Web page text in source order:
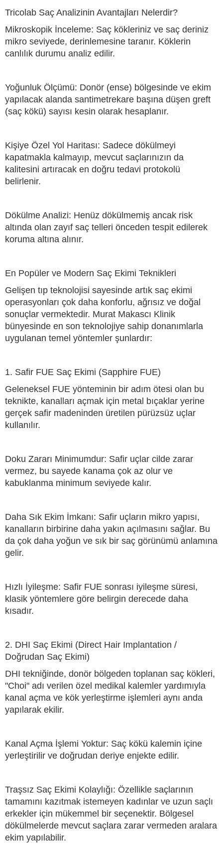
Tricolab Saç Analizinin Avantajları Nelerdir?
Mikroskopik İnceleme: Saç kökleriniz ve saç deriniz
mikro seviyede, derinlemesine taranır. Köklerin
canlılık durumu analiz edilir.
Yoğunluk Ölçümü: Donör (ense) bölgesinde ve ekim
yapılacak alanda santimetrekare başına düşen greft
(saç kökü) sayısı kesin olarak hesaplanır.
Kişiye Özel Yol Haritası: Sadece dökülmeyi
kapatmakla kalmayıp, mevcut saçlarınızın da
kalitesini artıracak en doğru tedavi protokolü
belirlenir.
Dökülme Analizi: Henüz dökülmemiş ancak risk
altında olan zayıf saç telleri önceden tespit edilerek
koruma altına alınır.
En Popüler ve Modern Saç Ekimi Teknikleri
Gelişen tıp teknolojisi sayesinde artık saç ekimi
operasyonları çok daha konforlu, ağrısız ve doğal
sonuçlar vermektedir. Murat Makascı Klinik
bünyesinde en son teknolojiye sahip donanımlarla
uygulanan temel yöntemler şunlardır:
1. Safir FUE Saç Ekimi (Sapphire FUE)
Geleneksel FUE yönteminin bir adım ötesi olan bu
teknikte, kanalları açmak için metal bıçaklar yerine
gerçek safir madeninden üretilen pürüzsüz uçlar
kullanılır.
Doku Zararı Minimumdur: Safir uçlar cilde zarar
vermez, bu sayede kanama çok az olur ve
kabuklanma minimum seviyede kalır.
Daha Sık Ekim İmkanı: Safir uçların mikro yapısı,
kanalların birbirine daha yakın açılmasını sağlar. Bu
da çok daha yoğun ve sık bir saç görünümü anlamına
gelir.
Hızlı İyileşme: Safir FUE sonrası iyileşme süresi,
klasik yöntemlere göre belirgin derecede daha
kısadır.
2. DHI Saç Ekimi (Direct Hair Implantation /
Doğrudan Saç Ekimi)
DHI tekniğinde, donör bölgeden toplanan saç kökleri,
"Choi" adı verilen özel medikal kalemler yardımıyla
kanal açma ve kök yerleştirme işlemleri aynı anda
yapılarak ekilir.
Kanal Açma İşlemi Yoktur: Saç kökü kalemin içine
yerleştirilir ve doğrudan deriye enjekte edilir.
Traşsız Saç Ekimi Kolaylığı: Özellikle saçlarının
tamamını kazıtmak istemeyen kadınlar ve uzun saçlı
erkekler için mükemmel bir seçenektir. Bölgesel
dökülmelerde mevcut saçlara zarar vermeden aralara
ekim yapılabilir.